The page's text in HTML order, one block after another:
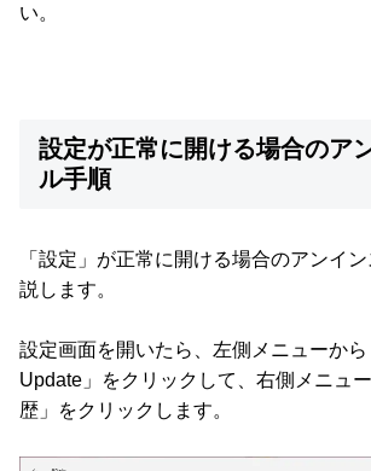
い。
設定が正常に開ける場合のア
ル手順
「設定」が正常に開ける場合のアンイ
説します。
設定画面を開いたら、左側メニューか
Update」をクリックして、右側メニュ
歴」をクリックします。